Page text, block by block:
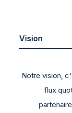
Notre vision,
flux